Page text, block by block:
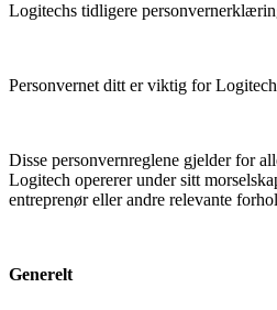
Logitechs tidligere
Personvernet ditt er viktig for
Disse personvernreglene gjelder for
Logitech opererer under sitt
entreprenør eller andre relevante
Generelt